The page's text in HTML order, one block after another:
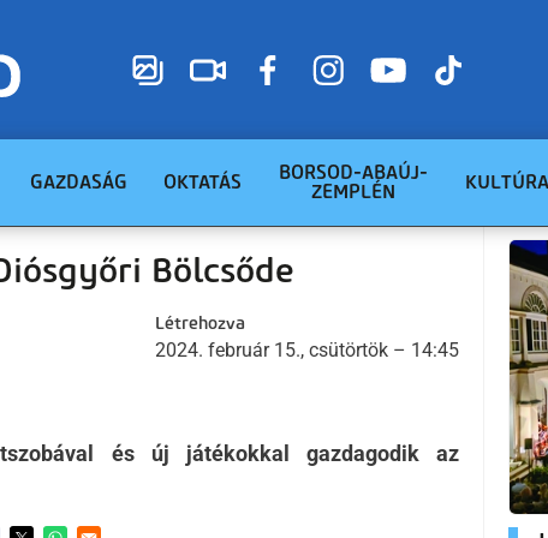
GAZDASÁG OKTATÁS
BORSOD-ABAÚJ-
ZEMPLÉN
KULTÚRA
Bölcsőde
Létrehozva
2024. február 15., csütörtök – 14:45
és új játékokkal gazdagodik az